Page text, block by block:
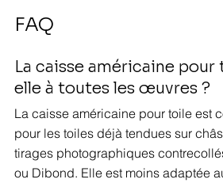
FAQ
La caisse américaine
elle à toutes les œuvres ?
La caisse américaine pour toile est
pour les toiles déjà tendues sur
tirages photographiques
ou Dibond. Elle est moins adaptée